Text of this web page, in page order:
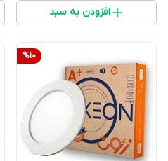
افزودن به سبد
%10